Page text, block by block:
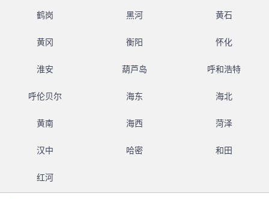
鹤岗 黑河 黄石
黄冈 衡阳 怀化
淮安 葫芦岛 呼和浩特
呼伦贝尔 海东 海北
黄南 海西 菏泽
汉中 哈密 和田
红河